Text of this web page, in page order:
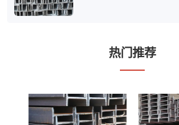
热门推荐